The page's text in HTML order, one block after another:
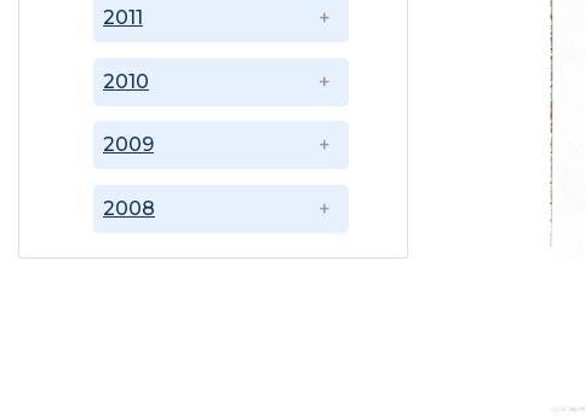
2008
2009
2010
2011